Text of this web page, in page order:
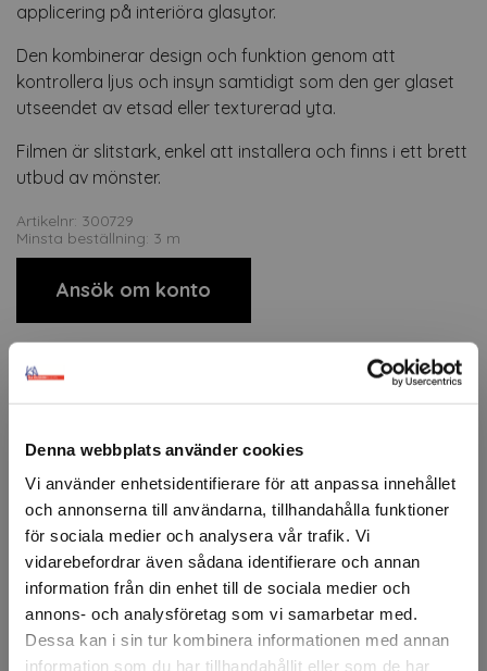
Denna webbplats använder cookies
Vi använder enhetsidentifierare för att anpassa innehållet
och annonserna till användarna, tillhandahålla funktioner
för sociala medier och analysera vår trafik. Vi
vidarebefordrar även sådana identifierare och annan
information från din enhet till de sociala medier och
annons- och analysföretag som vi samarbetar med.
Dessa kan i sin tur kombinera informationen med annan
information som du har tillhandahållit eller som de har
applicering på interiöra glasytor.
Den kombinerar design och funktion genom att
kontrollera ljus och insyn samtidigt som den ger glaset
utseendet av etsad eller texturerad yta.
Filmen är slitstark, enkel att installera och finns i ett brett
utbud av mönster.
Artikelnr: 300729
Minsta beställning: 3 m
Ansök om konto
applicering på interiöra glasytor. Den kombinerar design
och funktion genom att kontrollera ljus och insyn
samtidigt som den ger glaset utseendet av etsad eller
texturerad yta. Filmen är slitstark, enkel att installera och
finns i ett brett utbud av mönster.
3M™ Fasara™ blockerar dessutom upp till 99 % av UV-
strålning för att minska blekning av interiörer. Typiska
användningsområden är konferensrum, kontorsavskiljare,
entréer, glaspartier och andra interiöra glasytor där man